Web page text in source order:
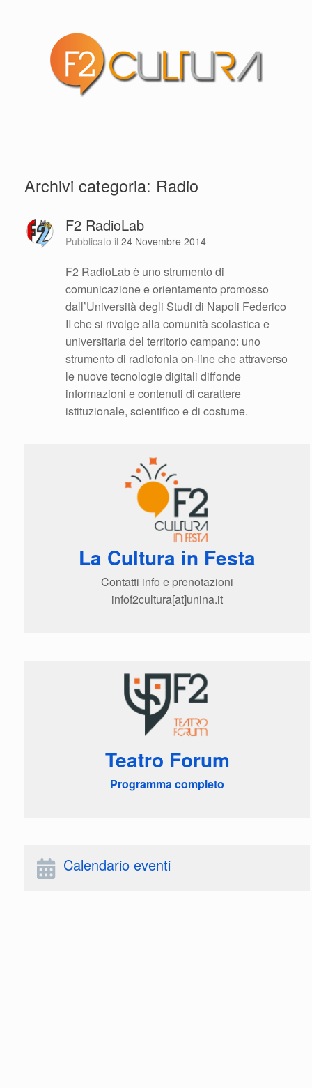
Archivi categoria: Radio
F2 RadioLab
Pubblicato il 24 Novembre 2014
F2 RadioLab è uno strumento di
comunicazione e orientamento promosso
dall’Università degli Studi di Napoli Federico
II che si rivolge alla comunità scolastica e
universitaria del territorio campano: uno
strumento di radiofonia on-line che attraverso
le nuove tecnologie digitali diffonde
informazioni e contenuti di carattere
istituzionale, scientifico e di costume.
La Cultura in Festa
Contatti info e prenotazioni
infof2cultura[at]unina.it
Teatro Forum
Programma completo
Calendario eventi